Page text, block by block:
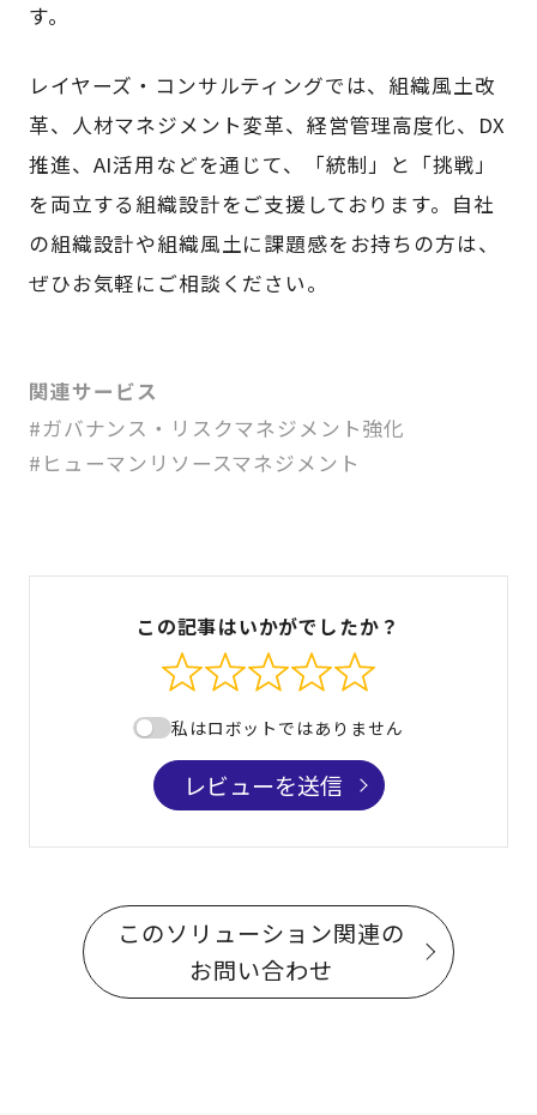
す。
レイヤーズ・コンサルティングでは、組織風土改
革、人材マネジメント変革、経営管理高度化、DX
推進、AI活用などを通じて、「統制」と「挑戦」
を両立する組織設計をご支援しております。自社
の組織設計や組織風土に課題感をお持ちの方は、
ぜひお気軽にご相談ください。
関連サービス
#ガバナンス・リスクマネジメント強化
#ヒューマンリソースマネジメント
この記事はいかがでしたか？
私はロボットではありません
レビューを送信
このソリューション関連の
お問い合わせ